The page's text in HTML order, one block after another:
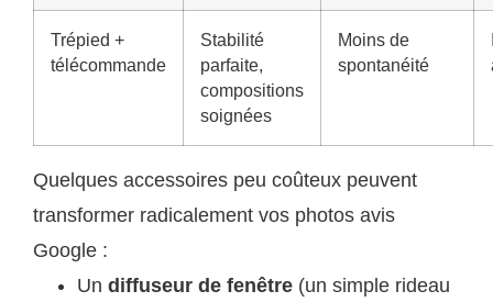
Trépied +
télécommande
Stabilité
parfaite,
compositions
soignées
Moins de
spontanéité
Quelques accessoires peu coûteux peuvent
transformer radicalement vos photos avis
Google :
Un diffuseur de fenêtre (un simple rideau